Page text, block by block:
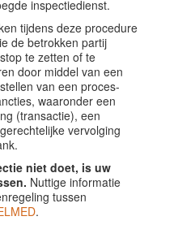
inspectiedienst.
tijdens deze procedure
de betrokken partij
te zetten of te
door middel van een
van een proces-
waaronder een
(transactie), een
vervolging
niet doet, is uw
Nuttige informatie
tussen
.